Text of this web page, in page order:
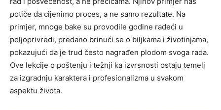
potiče da cijenimo proces, a ne samo rezultate. Na
primjer, mnoge bake su provodile godine radeći u
poljoprivredi, predano brinući se o biljkama i životinjama,
pokazujući da je trud često nagrađen plodom svoga rada.
Ove lekcije o poštenju i težnji ka izvrsnosti ostaju temelj
za izgradnju karaktera i profesionalizma u svakom
aspektu života.